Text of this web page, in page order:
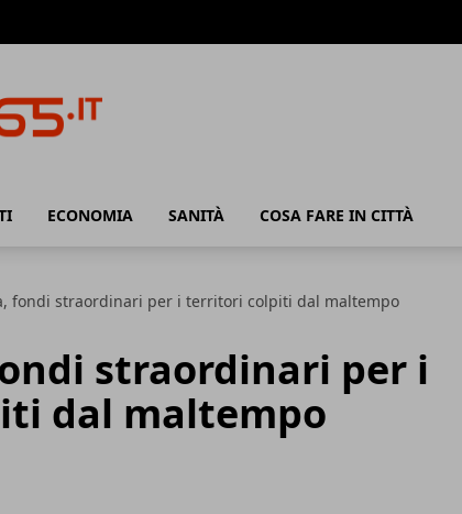
ECONOMIA SANITÀ COSA FARE IN CITTÀ
fondi straordinari per i territori colpiti dal maltempo
straordinari per i
dal maltempo